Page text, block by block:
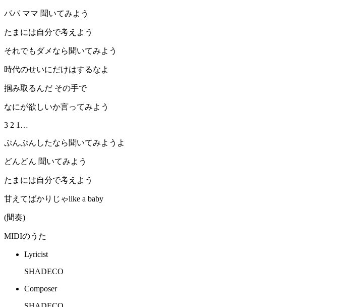
パパ ママ 聞いてみよう
たまには自分で考えよう
それでもダメなら聞いてみよう
時代のせいにだけはするなよ
掴み取るんだ その手で
なにが欲しいか言ってみよう
3 2 1…
ぷんぷんしたなら聞いてみようよ
どんどん 聞いてみよう
たまには自分で考えよう
甘えてばかりじゃlike a baby
(間奏)
MIDIのうた
Lyricist
SHADECO
Composer